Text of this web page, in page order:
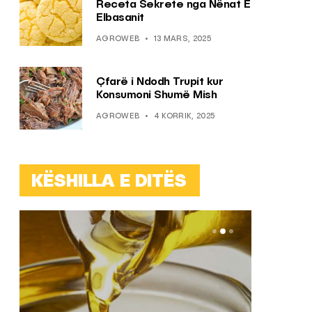
Receta Sekrete nga Nënat E
Elbasanit
AGROWEB 13 MARS, 2025
Çfarë i Ndodh Trupit kur
Konsumoni Shumë Mish
AGROWEB 4 KORRIK, 2025
KËSHILLA E DITËS